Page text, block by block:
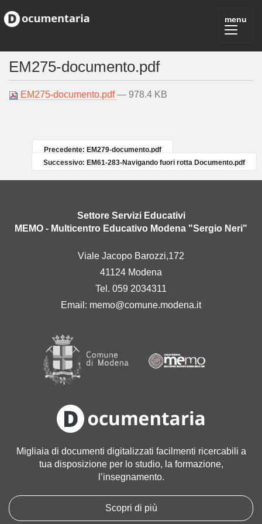
EM275-documento.pdf
EM275-documento.pdf— 978.4 KB
Precedente: EM279-documento.pdf
Successivo: EM61-283-Navigando fuori rotta Documento.pdf
Settore Servizi Educativi
MEMO - Multicentro Educativo Modena "Sergio Neri"
Viale Jacopo Barozzi,172
41124 Modena
Tel. 059 2034311
Email: memo@comune.modena.it
Migliaia di documenti digitalizzati facilmenti ricercabili a
tua disposizione per lo studio, la formazione,
l’insegnamento.
Scopri di più